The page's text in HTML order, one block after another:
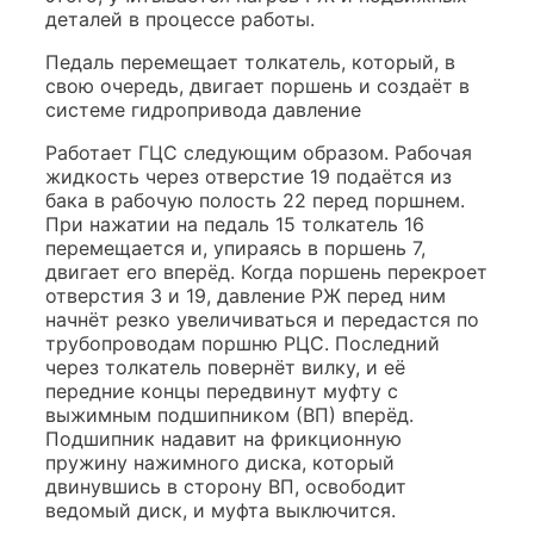
деталей в процессе работы.
Педаль перемещает толкатель, который, в
свою очередь, двигает поршень и создаёт в
системе гидропривода давление
Работает ГЦС следующим образом. Рабочая
жидкость через отверстие 19 подаётся из
бака в рабочую полость 22 перед поршнем.
При нажатии на педаль 15 толкатель 16
перемещается и, упираясь в поршень 7,
двигает его вперёд. Когда поршень перекроет
отверстия 3 и 19, давление РЖ перед ним
начнёт резко увеличиваться и передастся по
трубопроводам поршню РЦС. Последний
через толкатель повернёт вилку, и её
передние концы передвинут муфту с
выжимным подшипником (ВП) вперёд.
Подшипник надавит на фрикционную
пружину нажимного диска, который
двинувшись в сторону ВП, освободит
ведомый диск, и муфта выключится.